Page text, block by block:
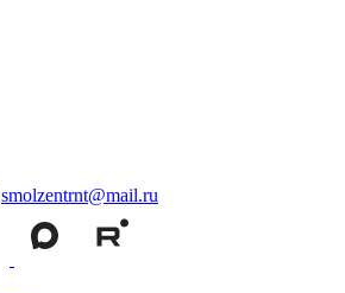
smolzentrnt@mail.ru